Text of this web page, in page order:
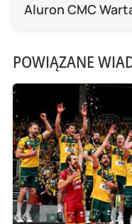
Aluron CMC
POWIĄZANE